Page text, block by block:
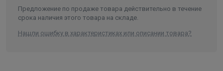
Предложение по продаже товара действительно в течение
срока наличия этого товара на складе.
Нашли ошибку в характеристиках или описании товара?